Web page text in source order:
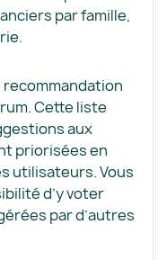
par famille,
Cette liste
aux
priorisées en
utilisateurs. Vous
d’y voter
par d’autres